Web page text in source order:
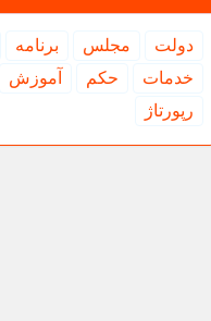
دولت مجلس برنامه
خدمات
حكم
آموزش
رپورتاژ